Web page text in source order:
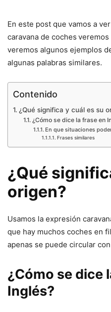
En este post que vamos a
caravana de coches veremos
veremos algunos ejemplos
algunas palabras similares.
Contenido
¿Qué significa y cuál es su
¿Cómo se dice la frase en
En que situaciones
Frases similares
¿Qué
origen?
Usamos la expresión
que hay muchos coches en
apenas se puede circular
¿Cómo se dice
Inglés?